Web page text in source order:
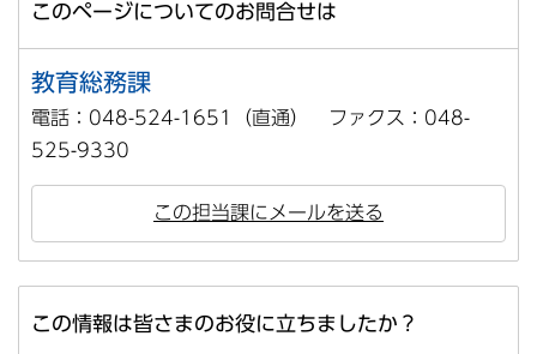
このページについてのお問合せは
教育総務課
電話：048-524-1651（直通） ファクス：048-
525-9330
この担当課にメールを送る
この情報は皆さまのお役に立ちましたか？